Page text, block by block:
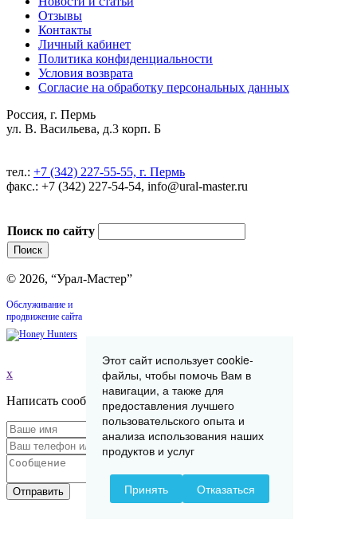
Отзывы
Контакты
Личный кабинет
Политика конфиденциальности
Условия возврата
Согласие на обработку персональных данных
Россия, г. Пермь
ул. В. Васильева, д.3 корп. Б
тел.: +7 (342) 227-55-55, г. Пермь
факс.: +7 (342) 227-54-54, info@ural-master.ru
Поиск по сайту
© 2026, “Урал-Мастер”
Обслуживание и
продвижение сайта
x
Написать сообщение
Отправить
Этот сайт использует cookie-
файлы, чтобы помочь Вам в
навигации, а также для
предоставления лучшего
пользовательского опыта и
анализа использования наших
продуктов и услуг
Принять Отказаться